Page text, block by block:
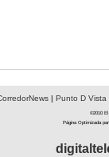
| Punto D Vista
©2010 El
Página Optimizada